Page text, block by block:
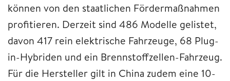
können von den staatlichen Fördermaßnahmen
profitieren. Derzeit sind 486 Modelle gelistet,
davon 417 rein elektrische Fahrzeuge, 68 Plug-
in-Hybriden und ein Brennstoffzellen-Fahrzeug.
Für die Hersteller gilt in China zudem eine 10-